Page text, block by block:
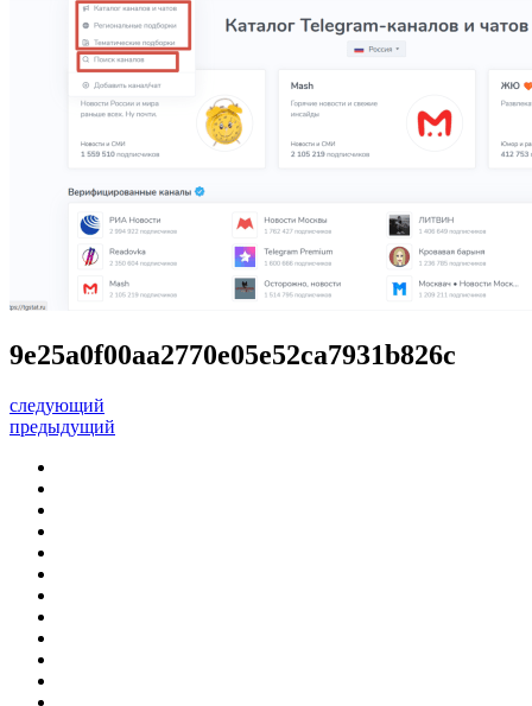
9e25a0f00aa2770e05e52ca7931b826c
следующий
предыдущий